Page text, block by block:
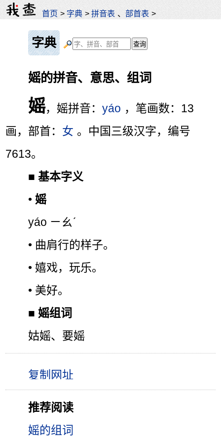
首页 > 字典 >拼音表 、部首表 >
字典
媱的拼音、意思、组词
媱，媱拼音：yáo ，笔画数：13
画，部首： 女 。中国三级汉字，编号
7613。
■基本字义
• 媱
yáo ㄧㄠˊ
• 曲肩行的样子。
• 嬉戏，玩乐。
• 美好。
■ 媱组词
姑媱、要媱
推荐阅读
媱的组词